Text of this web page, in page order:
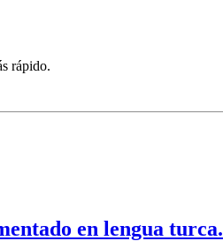
rápido.
en lengua turca.